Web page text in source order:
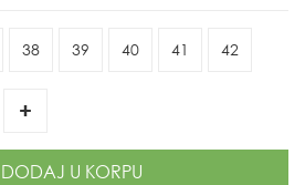
38 39 40 41 42
+
DODAJ U KORPU